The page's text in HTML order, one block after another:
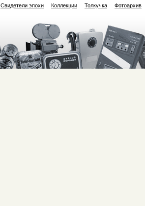
Свидетели эпохи Коллекции Толкучка Фотоархив